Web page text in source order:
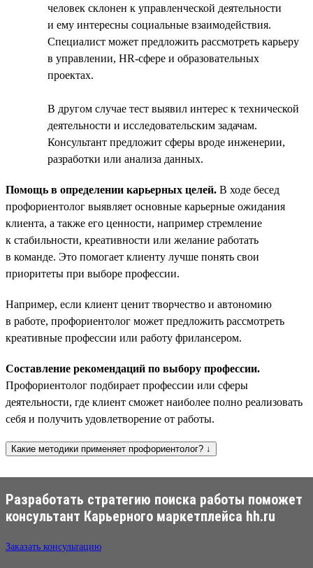
человек склонен к управленческой деятельности
и ему интересны социальные взаимодействия.
Специалист может предложить рассмотреть карьеру
в управлении, HR-сфере и образовательных
проектах.
В другом случае тест выявил интерес к технической
деятельности и исследовательским задачам.
Консультант предложит сферы вроде инженерии,
разработки или анализа данных.
Помощь в определении карьерных целей. В ходе бесед
профориентолог выявляет основные карьерные ожидания
клиента, а также его ценности, например стремление
к стабильности, креативности или желание работать
в команде. Это помогает клиенту лучше понять свои
приоритеты при выборе профессии.
Например, если клиент ценит творчество и автономию
в работе, профориентолог может предложить рассмотреть
креативные профессии или работу фрилансером.
Составление рекомендаций по выбору профессии.
Профориентолог подбирает профессии или сферы
деятельности, где клиент сможет наиболее полно реализовать
себя и получить удовлетворение от работы.
Какие методики применяет профориентолог? ↓
Разработать стратегию поиска работы поможет
консультант Карьерного маркетплейса hh.ru
Заказать консультацию